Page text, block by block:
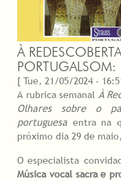
À
[ Tue, 21/05/2024 -
A rubrica semanal À
Olhares sobre o
portuguesa entra na
próximo dia 29 de
O especialista
Música vocal sacra e